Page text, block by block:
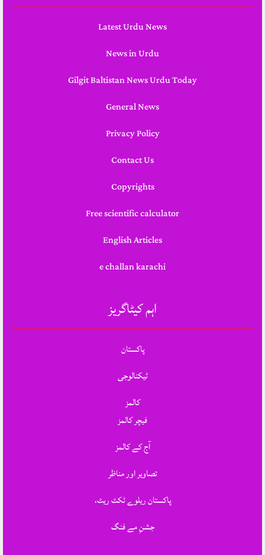
Latest Urdu News
News in Urdu
Gilgit Baltistan News Urdu Today
General News
Privacy Policy
Contact Us
Copyrights
Free scientific calculator
English Articles
e challan karachi
اہم کیٹاگریز
پاکستان
ٹیکنالوجی
کالمز
فیچر کالمز
آج کے کالمز
تصاویر اور مناظر
پاکستان ریلوے ٹکٹ ریٹ،
جشنِ مے فنگ